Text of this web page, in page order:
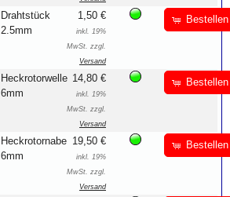
Drahtstück
2.5mm
1,50 €
inkl. 19%
MwSt. zzgl.
Versand
Bestellen
Heckrotorwelle
6mm
14,80 €
inkl. 19%
MwSt. zzgl.
Versand
Bestellen
Heckrotornabe
6mm
19,50 €
inkl. 19%
MwSt. zzgl.
Versand
Bestellen